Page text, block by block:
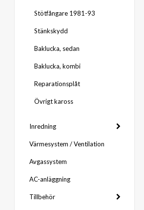
Stötfångare 1981-93
Stänkskydd
Baklucka, sedan
Baklucka, kombi
Reparationsplåt
Övrigt kaross
Inredning
Värmesystem / Ventilation
Avgassystem
AC-anläggning
Tillbehör